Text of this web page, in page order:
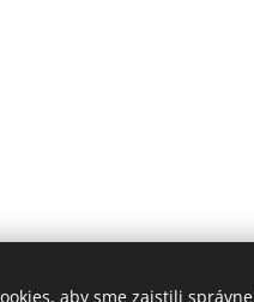
aby sme zaistili